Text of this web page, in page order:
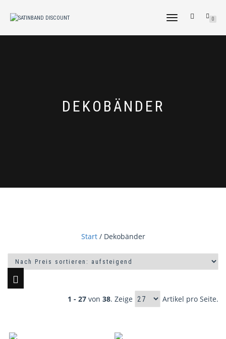
NAVIGATION
0
DEKOBÄNDER
Start/ Dekobänder
1 - 27 von 38. Zeige Artikel pro Seite.